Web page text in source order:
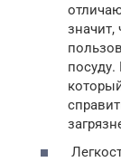
значит,